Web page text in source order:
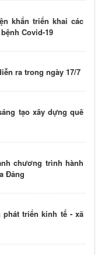
khẩn triển khai các
Covid-19
ra trong ngày 17/7
tạo xây dựng quê
chương trình hành
Đảng
triển kinh tế - xã